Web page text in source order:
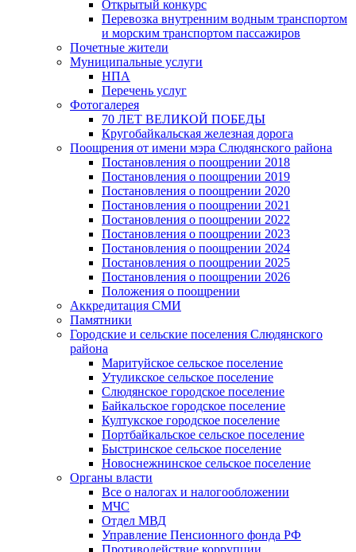
Открытый конкурс
Перевозка внутренним водным транспортом
и морским транспортом пассажиров
Почетные жители
Муниципальные услуги
НПА
Перечень услуг
Фотогалерея
70 ЛЕТ ВЕЛИКОЙ ПОБЕДЫ
Кругобайкальская железная дорога
Поощрения от имени мэра Слюдянского района
Постановления о поощрении 2018
Постановления о поощрении 2019
Постановления о поощрении 2020
Постановления о поощрении 2021
Постановления о поощрении 2022
Постановления о поощрении 2023
Постановления о поощрении 2024
Постановления о поощрении 2025
Постановления о поощрении 2026
Положения о поощрении
Аккредитация СМИ
Памятники
Городские и сельские поселения Слюдянского
района
Маритуйское сельское поселение
Утуликское сельское поселение
Слюдянское городское поселение
Байкальское городское поселение
Култукское городское поселение
Портбайкальское сельское поселение
Быстринское сельское поселение
Новоснежнинское сельское поселение
Органы власти
Все о налогах и налогообложении
МЧС
Отдел МВД
Управление Пенсионного фонда РФ
Противодействие коррупции